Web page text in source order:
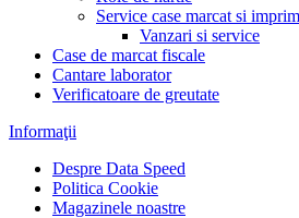
Service case marcat si
Vanzari si service
Case de marcat fiscale
Cantare laborator
Verificatoare de greutate
Informaţii
Despre Data Speed
Politica Cookie
Magazinele noastre